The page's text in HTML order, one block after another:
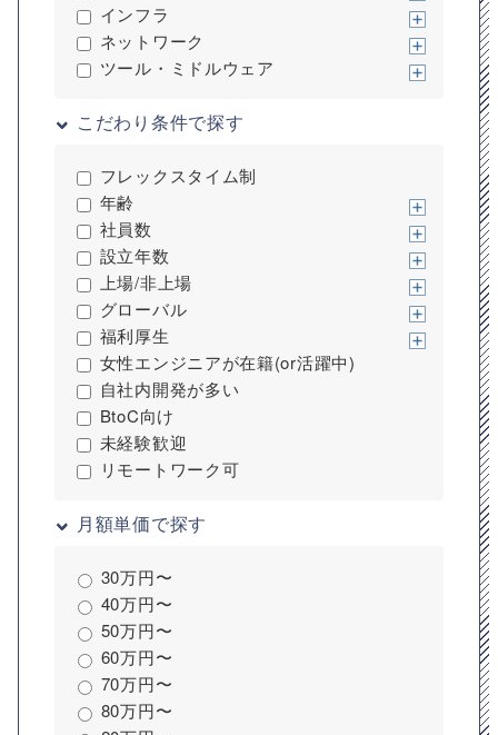
インフラ
ネットワーク
ツール・ミドルウェア
こだわり条件で探す
フレックスタイム制
年齢
社員数
設立年数
上場/非上場
グローバル
福利厚生
女性エンジニアが在籍(or活躍中)
自社内開発が多い
BtoC向け
未経験歓迎
リモートワーク可
月額単価で探す
30万円〜
40万円〜
50万円〜
60万円〜
70万円〜
80万円〜